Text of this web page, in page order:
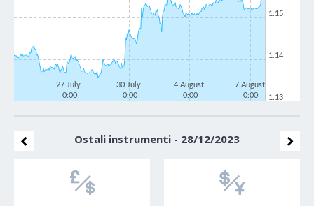
27 July
0:00
30 July
0:00
4 August
0:00
7 August
0:00
1.13
1.14
1.15
Ostali instrumenti - 28/12/2023